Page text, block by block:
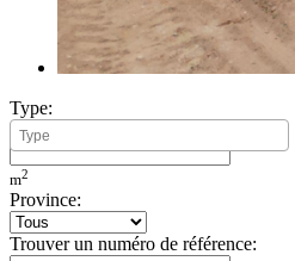
Type:
Minimum Build Area:
m2
Province:
Trouver un numéro de référence: